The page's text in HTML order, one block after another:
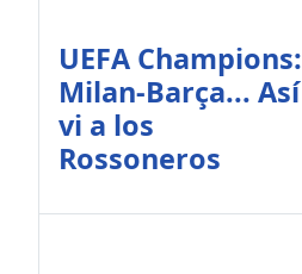
UEFA Champions:
Milan-Barça... Así
vi a los
Rossoneros